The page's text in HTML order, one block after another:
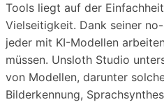
Tools liegt auf der
Vielseitigkeit. Dank seiner
jeder mit KI-Modellen
müssen. Unsloth Studio
von Modellen, darunter
Bilderkennung,